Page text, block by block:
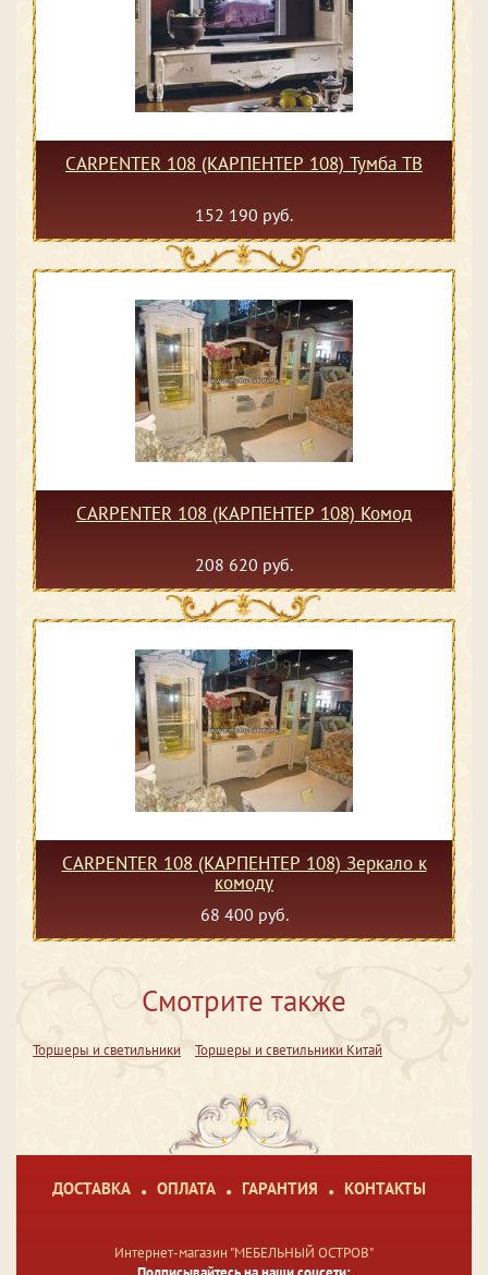
CARPENTER 108 (КАРПЕНТЕР 108) Тумба ТВ
152 190 руб.
CARPENTER 108 (КАРПЕНТЕР 108) Комод
208 620 руб.
CARPENTER 108 (КАРПЕНТЕР 108) Зеркало к
комоду
68 400 руб.
Смотрите также
Торшеры и светильники Торшеры и светильники Китай
ДОСТАВКА ОПЛАТА ГАРАНТИЯ КОНТАКТЫ
Интернет-магазин "МЕБЕЛЬНЫЙ ОСТРОВ"